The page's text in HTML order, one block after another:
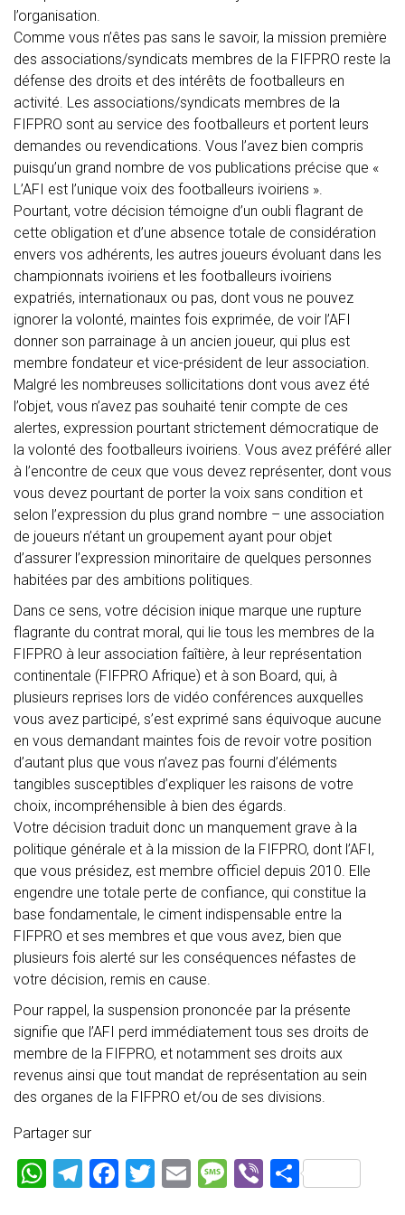
l’organisation.
Comme vous n’êtes pas sans le savoir, la mission première
des associations/syndicats membres de la FIFPRO reste la
défense des droits et des intérêts de footballeurs en
activité. Les associations/syndicats membres de la
FIFPRO sont au service des footballeurs et portent leurs
demandes ou revendications. Vous l’avez bien compris
puisqu’un grand nombre de vos publications précise que «
L’AFI est l’unique voix des footballeurs ivoiriens ».
Pourtant, votre décision témoigne d’un oubli flagrant de
cette obligation et d’une absence totale de considération
envers vos adhérents, les autres joueurs évoluant dans les
championnats ivoiriens et les footballeurs ivoiriens
expatriés, internationaux ou pas, dont vous ne pouvez
ignorer la volonté, maintes fois exprimée, de voir l’AFI
donner son parrainage à un ancien joueur, qui plus est
membre fondateur et vice-président de leur association.
Malgré les nombreuses sollicitations dont vous avez été
l’objet, vous n’avez pas souhaité tenir compte de ces
alertes, expression pourtant strictement démocratique de
la volonté des footballeurs ivoiriens. Vous avez préféré aller
à l’encontre de ceux que vous devez représenter, dont vous
vous devez pourtant de porter la voix sans condition et
selon l’expression du plus grand nombre – une association
de joueurs n’étant un groupement ayant pour objet
d’assurer l’expression minoritaire de quelques personnes
habitées par des ambitions politiques.
Dans ce sens, votre décision inique marque une rupture
flagrante du contrat moral, qui lie tous les membres de la
FIFPRO à leur association faîtière, à leur représentation
continentale (FIFPRO Afrique) et à son Board, qui, à
plusieurs reprises lors de vidéo conférences auxquelles
vous avez participé, s’est exprimé sans équivoque aucune
en vous demandant maintes fois de revoir votre position
d’autant plus que vous n’avez pas fourni d’éléments
tangibles susceptibles d’expliquer les raisons de votre
choix, incompréhensible à bien des égards.
Votre décision traduit donc un manquement grave à la
politique générale et à la mission de la FIFPRO, dont l’AFI,
que vous présidez, est membre officiel depuis 2010. Elle
engendre une totale perte de confiance, qui constitue la
base fondamentale, le ciment indispensable entre la
FIFPRO et ses membres et que vous avez, bien que
plusieurs fois alerté sur les conséquences néfastes de
votre décision, remis en cause.
Pour rappel, la suspension prononcée par la présente
signifie que l’AFI perd immédiatement tous ses droits de
membre de la FIFPRO, et notamment ses droits aux
revenus ainsi que tout mandat de représentation au sein
des organes de la FIFPRO et/ou de ses divisions.
Partager sur
W T
F
T
E
M Vi P